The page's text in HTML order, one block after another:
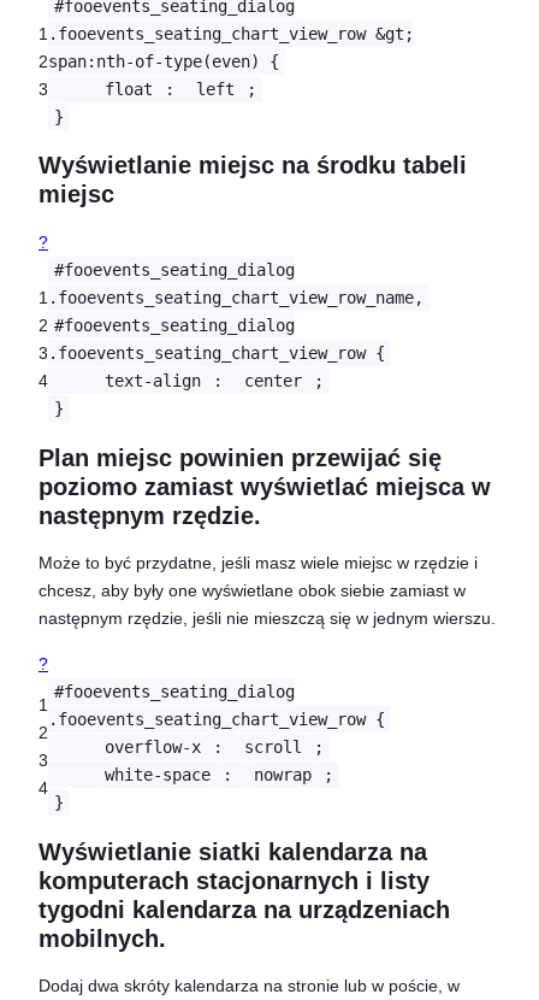
1
2
3
#fooevents_seating_dialog
.fooevents_seating_chart_view_row &gt;
span:nth-of-type(even) {
float
: left
;
}
Wyświetlanie miejsc na środku tabeli
miejsc
?
1
2
3
4
#fooevents_seating_dialog
.fooevents_seating_chart_view_row_name,
#fooevents_seating_dialog
.fooevents_seating_chart_view_row {
text-align
: center
;
}
Plan miejsc powinien przewijać się
poziomo zamiast wyświetlać miejsca w
następnym rzędzie.
Może to być przydatne, jeśli masz wiele miejsc w rzędzie i
chcesz, aby były one wyświetlane obok siebie zamiast w
następnym rzędzie, jeśli nie mieszczą się w jednym wierszu.
?
1
2
3
4
#fooevents_seating_dialog
.fooevents_seating_chart_view_row {
overflow-x
: scroll
;
white-space
: nowrap
;
}
Wyświetlanie siatki kalendarza na
komputerach stacjonarnych i listy
tygodni kalendarza na urządzeniach
mobilnych.
Dodaj dwa skróty kalendarza na stronie lub w poście, w